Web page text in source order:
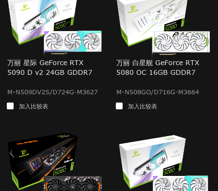
万丽 星际 GeForce RTX
5090 D v2 24GB GDDR7
M-N509DV2S/D724G-M3627
加入比较表
万丽 白星舰 GeForce RTX
5080 OC 16GB GDDR7
M-N508GO/D716G-M3664
加入比较表